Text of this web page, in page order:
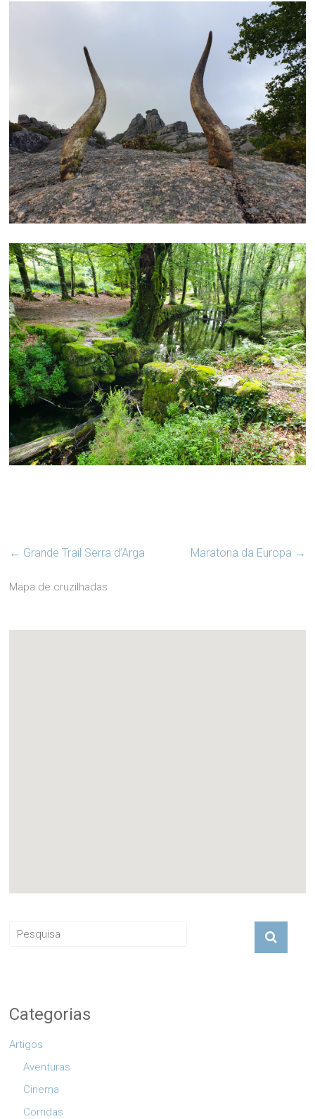
← Grande Trail Serra d’Arga Maratona da Europa →
Mapa de cruzilhadas
Categorias
Artigos
Aventuras
Cinema
Corridas